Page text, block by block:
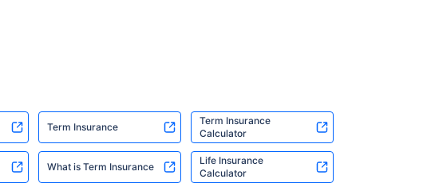
Term Insurance
Term Insurance
Calculator
What is Term Insurance
Life Insurance
Calculator